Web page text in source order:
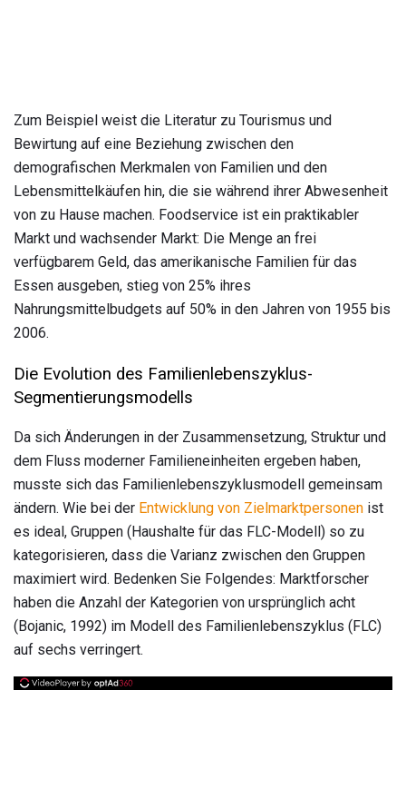
Zum Beispiel weist die Literatur zu Tourismus und
Bewirtung auf eine Beziehung zwischen den
demografischen Merkmalen von Familien und den
Lebensmittelkäufen hin, die sie während ihrer Abwesenheit
von zu Hause machen. Foodservice ist ein praktikabler
Markt und wachsender Markt: Die Menge an frei
verfügbarem Geld, das amerikanische Familien für das
Essen ausgeben, stieg von 25% ihres
Nahrungsmittelbudgets auf 50% in den Jahren von 1955 bis
2006.
Die Evolution des Familienlebenszyklus-
Segmentierungsmodells
Da sich Änderungen in der Zusammensetzung, Struktur und
dem Fluss moderner Familieneinheiten ergeben haben,
musste sich das Familienlebenszyklusmodell gemeinsam
ändern. Wie bei der Entwicklung von Zielmarktpersonen ist
es ideal, Gruppen (Haushalte für das FLC-Modell) so zu
kategorisieren, dass die Varianz zwischen den Gruppen
maximiert wird. Bedenken Sie Folgendes: Marktforscher
haben die Anzahl der Kategorien von ursprünglich acht
(Bojanic, 1992) im Modell des Familienlebenszyklus (FLC)
auf sechs verringert.